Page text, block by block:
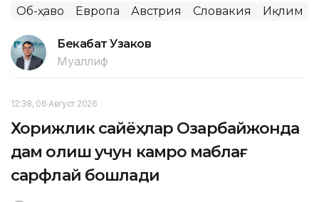
Об-ҳаво Европа Австрия Словакия Иқлим
Бекабат Узаков
Муаллиф
12:38, 06 Август 2026
Хорижлик сайёҳлар Озарбайжонда
дам олиш учун камроқ маблағ
сарфлай бошлади